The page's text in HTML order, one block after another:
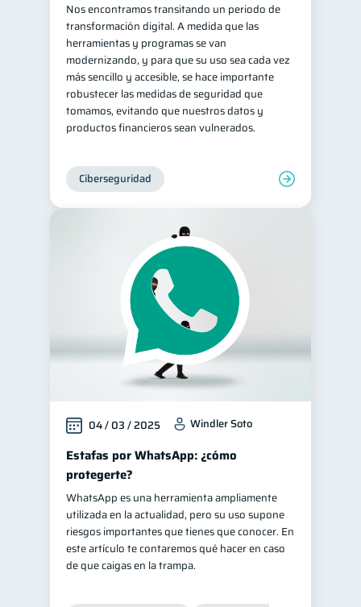
Nos encontramos transitando un periodo de
transformación digital. A medida que las
herramientas y programas se van
modernizando, y para que su uso sea cada vez
más sencillo y accesible, se hace importante
robustecer las medidas de seguridad que
tomamos, evitando que nuestros datos y
productos financieros sean vulnerados.
Ciberseguridad
04 / 03 / 2025 Windler Soto
Estafas por WhatsApp: ¿cómo
protegerte?
WhatsApp es una herramienta ampliamente
utilizada en la actualidad, pero su uso supone
riesgos importantes que tienes que conocer. En
este artículo te contaremos qué hacer en caso
de que caigas en la trampa.